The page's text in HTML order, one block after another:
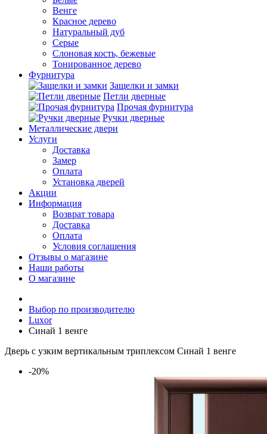
Венге
Красное дерево
Натуральный дуб
Серые
Слоновая кость, бежевые
Тонированное дерево
Фурнитура
Защелки и замки
Петли дверные
Прочая фурнитура
Ручки дверные
Металлические двери
Услуги
Доставка
Замер
Оплата
Установка дверей
Акции
Информация
Возврат товара
Доставка
Оплата
Условия соглашения
Отзывы о магазине
Наши работы
О магазине
Выбор по производителю
Luxor
Синай 1 венге
Дверь с узким вертикальным триплексом Синай 1 венге
-20%